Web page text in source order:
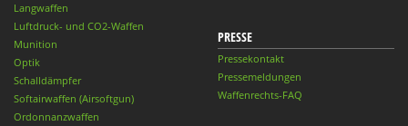
Langwaffen
Luftdruck- und CO2-Waffen
Munition
Optik
Schalldämpfer
Softairwaffen (Airsoftgun)
Ordonnanzwaffen
PRESSE
Pressekontakt
Pressemeldungen
Waffenrechts-FAQ